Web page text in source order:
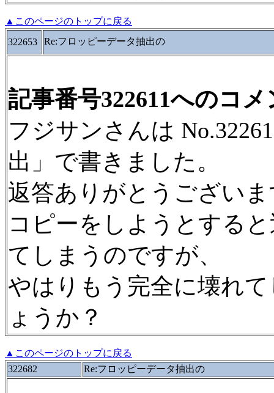
▲このページのトップに戻る
322653
Re:フロッピーデータ抽出の
記事番号322611へのコメ
フジサンさんは
出」で書きました。
返答ありがとうござい
コピーをしようとする
てしまうのですが、
やはりもう完全に壊れ
ょうか？
▲このページのトップに戻る
322682
Re:フロッピーデータ抽出の